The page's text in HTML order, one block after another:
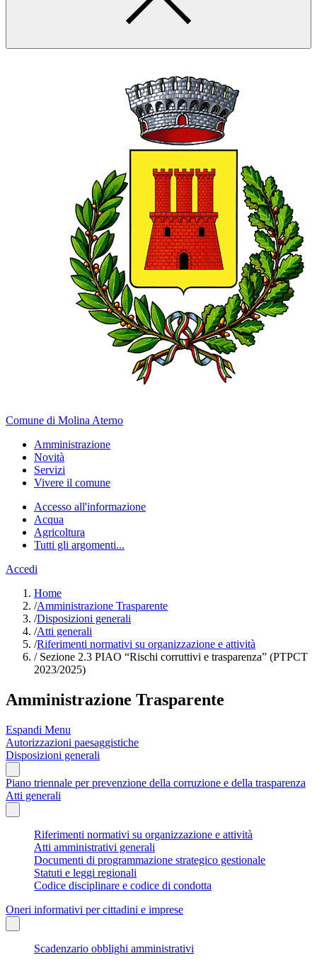
Comune di Molina Aterno
Amministrazione
Novità
Servizi
Vivere il comune
Accesso all'informazione
Acqua
Agricoltura
Tutti gli argomenti...
Accedi
Home
/Amministrazione Trasparente
/Disposizioni generali
/Atti generali
/Riferimenti normativi su organizzazione e attività
/Sezione 2.3 PIAO “Rischi corruttivi e trasparenza” (PTPCT
2023/2025)
Amministrazione Trasparente
Espandi Menu
Autorizzazioni paesaggistiche
Disposizioni generali
Piano triennale per prevenzione della corruzione e della trasparenza
Atti generali
Riferimenti normativi su organizzazione e attività
Atti amministrativi generali
Documenti di programmazione strategico gestionale
Statuti e leggi regionali
Codice disciplinare e codice di condotta
Oneri informativi per cittadini e imprese
Scadenzario obblighi amministrativi